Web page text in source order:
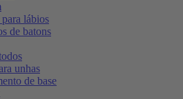
lábios
de batons
unhas
de base